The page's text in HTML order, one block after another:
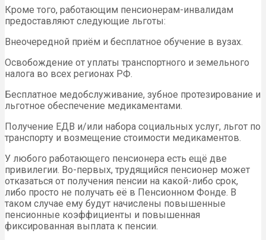
Кроме того, работающим пенсионерам-инвалидам
предоставляют следующие льготы:
Внеочередной приём и бесплатное обучение в вузах.
Освобождение от уплаты транспортного и земельного
налога во всех регионах РФ.
Бесплатное медобслуживание, зубное протезирование и
льготное обеспечение медикаментами.
Получение ЕДВ и/или набора социальных услуг, льгот по
транспорту и возмещение стоимости медикаментов.
У любого работающего пенсионера есть ещё две
привилегии. Во-первых, трудящийся пенсионер может
отказаться от получения пенсии на какой-либо срок,
либо просто не получать её в Пенсионном Фонде. В
таком случае ему будут начислены повышенные
пенсионные коэффициенты и повышенная
фиксированная выплата к пенсии.